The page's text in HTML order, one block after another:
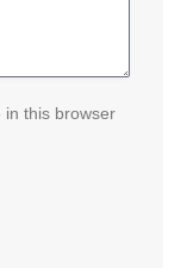
in this browser